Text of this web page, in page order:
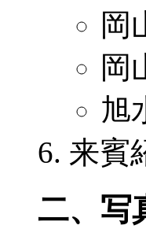
岡
岡
旭
来賓
二、写